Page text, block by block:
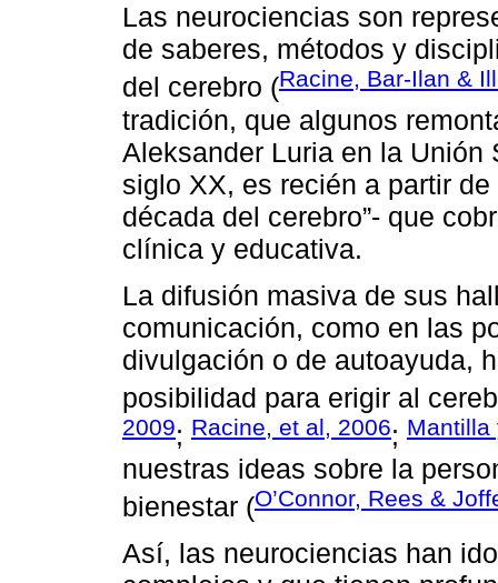
Las neurociencias son
de saberes, métodos y
del cerebro (Racine, Bar-Ilan &
tradición, que algunos
Aleksander Luria en la Unión
siglo XX, es recién a partir
década del cerebro”- que
clínica y educativa.
La difusión masiva de sus
comunicación, como en las
divulgación o de autoayuda,
posibilidad para erigir al
2009; Racine, et al, 2006; Mantilla
nuestras ideas sobre la
bienestar (O’Connor, Rees &
Así, las neurociencias han